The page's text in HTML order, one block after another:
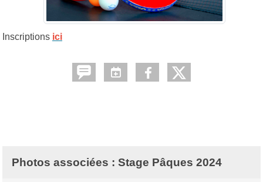
Inscriptions ici
Photos associées : Stage Pâques 2024